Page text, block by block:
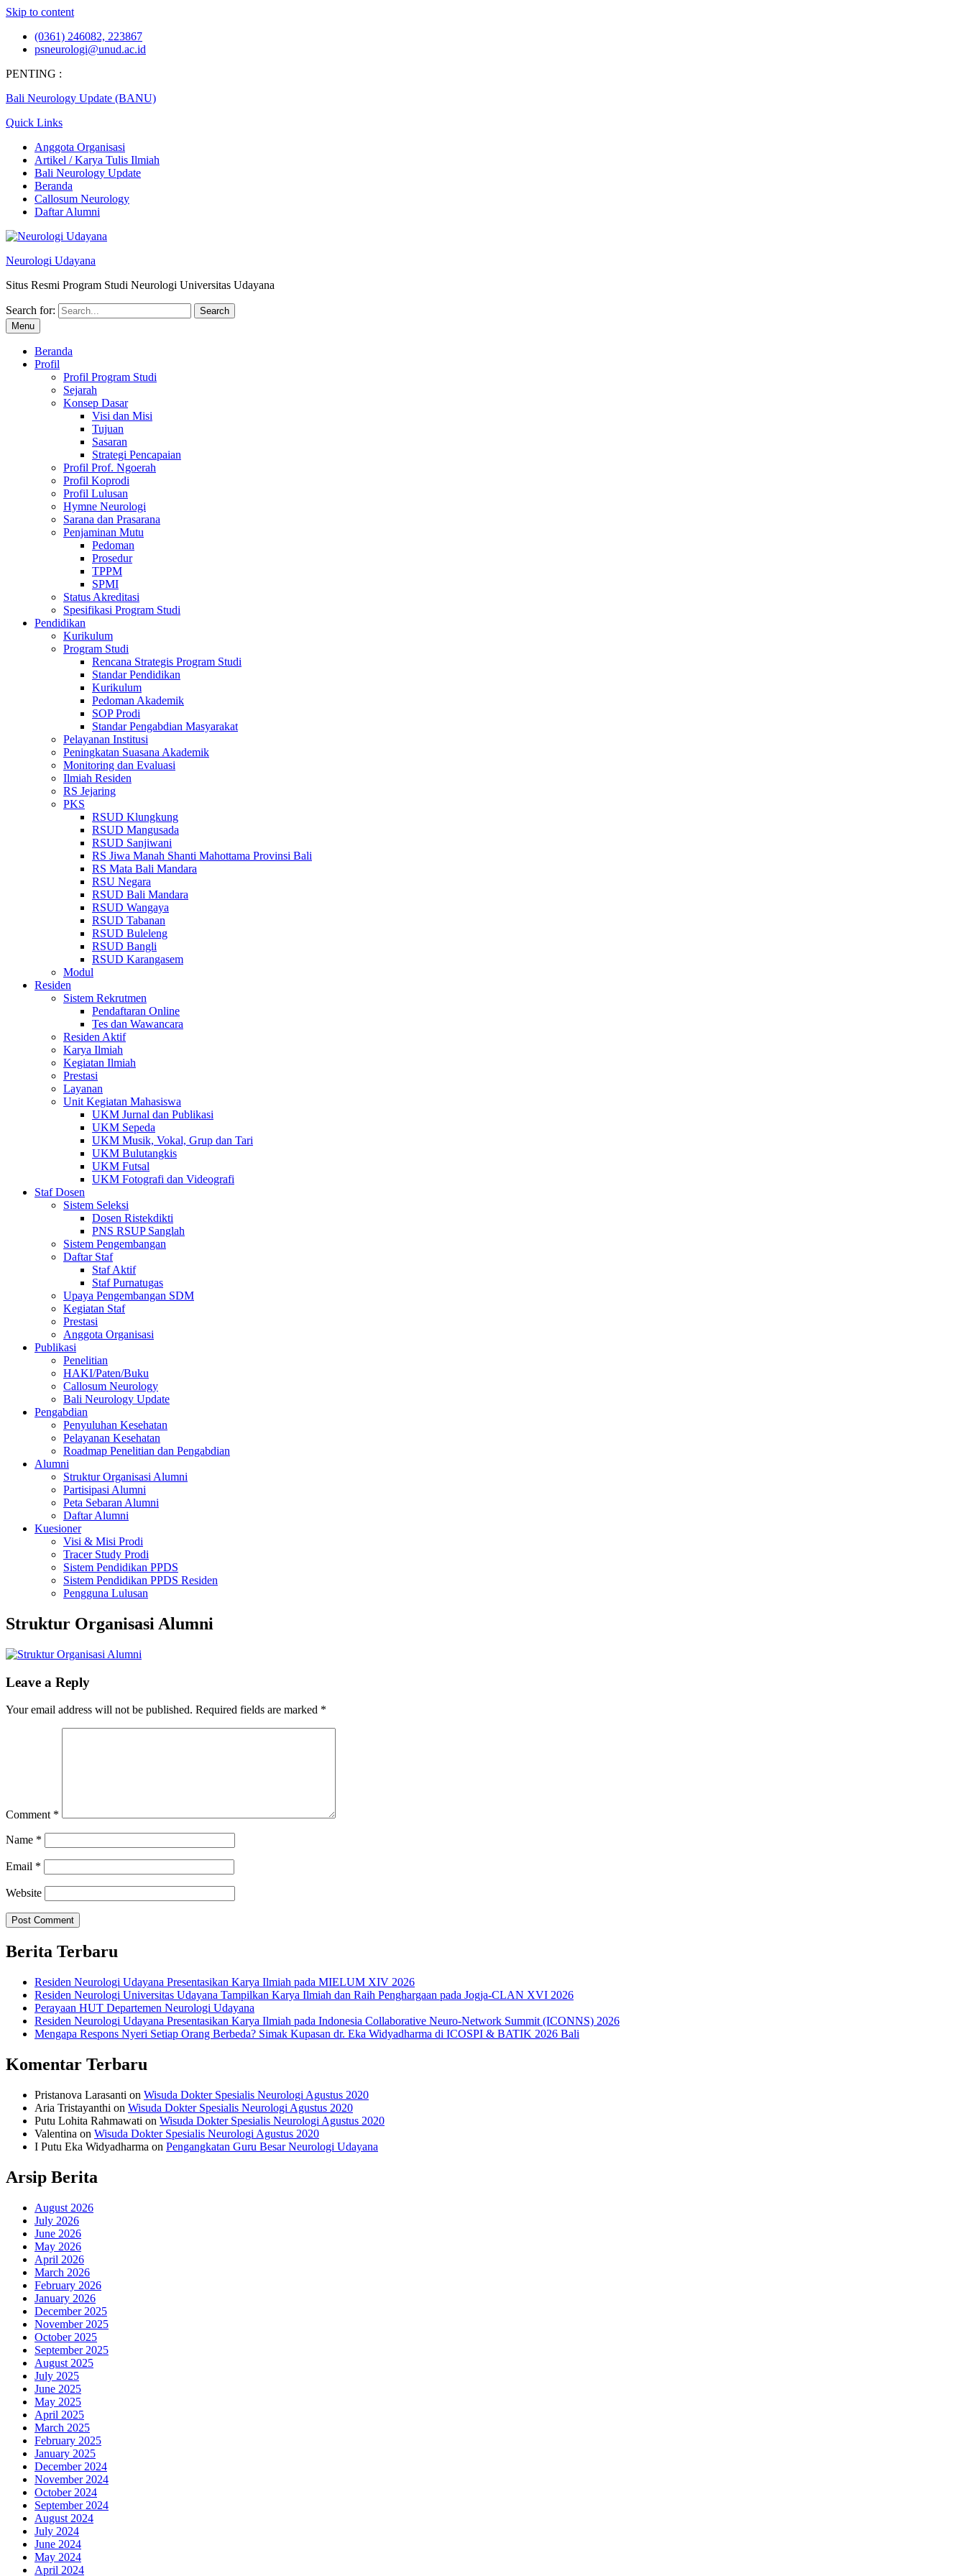
Skip to content
(0361) 246082, 223867
psneurologi@unud.ac.id
PENTING :
Bali Neurology Update (BANU)
Quick Links
Anggota Organisasi
Artikel / Karya Tulis Ilmiah
Bali Neurology Update
Beranda
Callosum Neurology
Daftar Alumni
Neurologi Udayana
Situs Resmi Program Studi Neurologi Universitas Udayana
Search for:
Menu
Beranda
Profil
Profil Program Studi
Sejarah
Konsep Dasar
Visi dan Misi
Tujuan
Sasaran
Strategi Pencapaian
Profil Prof. Ngoerah
Profil Koprodi
Profil Lulusan
Hymne Neurologi
Sarana dan Prasarana
Penjaminan Mutu
Pedoman
Prosedur
TPPM
SPMI
Status Akreditasi
Spesifikasi Program Studi
Pendidikan
Kurikulum
Program Studi
Rencana Strategis Program Studi
Standar Pendidikan
Kurikulum
Pedoman Akademik
SOP Prodi
Standar Pengabdian Masyarakat
Pelayanan Institusi
Peningkatan Suasana Akademik
Monitoring dan Evaluasi
Ilmiah Residen
RS Jejaring
PKS
RSUD Klungkung
RSUD Mangusada
RSUD Sanjiwani
RS Jiwa Manah Shanti Mahottama Provinsi Bali
RS Mata Bali Mandara
RSU Negara
RSUD Bali Mandara
RSUD Wangaya
RSUD Tabanan
RSUD Buleleng
RSUD Bangli
RSUD Karangasem
Modul
Residen
Sistem Rekrutmen
Pendaftaran Online
Tes dan Wawancara
Residen Aktif
Karya Ilmiah
Kegiatan Ilmiah
Prestasi
Layanan
Unit Kegiatan Mahasiswa
UKM Jurnal dan Publikasi
UKM Sepeda
UKM Musik, Vokal, Grup dan Tari
UKM Bulutangkis
UKM Futsal
UKM Fotografi dan Videografi
Staf Dosen
Sistem Seleksi
Dosen Ristekdikti
PNS RSUP Sanglah
Sistem Pengembangan
Daftar Staf
Staf Aktif
Staf Purnatugas
Upaya Pengembangan SDM
Kegiatan Staf
Prestasi
Anggota Organisasi
Publikasi
Penelitian
HAKI/Paten/Buku
Callosum Neurology
Bali Neurology Update
Pengabdian
Penyuluhan Kesehatan
Pelayanan Kesehatan
Roadmap Penelitian dan Pengabdian
Alumni
Struktur Organisasi Alumni
Partisipasi Alumni
Peta Sebaran Alumni
Daftar Alumni
Kuesioner
Visi & Misi Prodi
Tracer Study Prodi
Sistem Pendidikan PPDS
Sistem Pendidikan PPDS Residen
Pengguna Lulusan
Struktur Organisasi Alumni
Leave a Reply
Your email address will not be published. Required fields are marked *
Comment *
Name *
Email *
Website
Berita Terbaru
Residen Neurologi Udayana Presentasikan Karya Ilmiah pada MIELUM XIV 2026
Residen Neurologi Universitas Udayana Tampilkan Karya Ilmiah dan Raih Penghargaan pada Jogja-CLAN XVI 2026
Perayaan HUT Departemen Neurologi Udayana
Residen Neurologi Udayana Presentasikan Karya Ilmiah pada Indonesia Collaborative Neuro-Network Summit (ICONNS) 2026
Mengapa Respons Nyeri Setiap Orang Berbeda? Simak Kupasan dr. Eka Widyadharma di ICOSPI & BATIK 2026 Bali
Komentar Terbaru
Pristanova Larasanti on Wisuda Dokter Spesialis Neurologi Agustus 2020
Aria Tristayanthi on Wisuda Dokter Spesialis Neurologi Agustus 2020
Putu Lohita Rahmawati on Wisuda Dokter Spesialis Neurologi Agustus 2020
Valentina on Wisuda Dokter Spesialis Neurologi Agustus 2020
I Putu Eka Widyadharma on Pengangkatan Guru Besar Neurologi Udayana
Arsip Berita
August 2026
July 2026
June 2026
May 2026
April 2026
March 2026
February 2026
January 2026
December 2025
November 2025
October 2025
September 2025
August 2025
July 2025
June 2025
May 2025
April 2025
March 2025
February 2025
January 2025
December 2024
November 2024
October 2024
September 2024
August 2024
July 2024
June 2024
May 2024
April 2024